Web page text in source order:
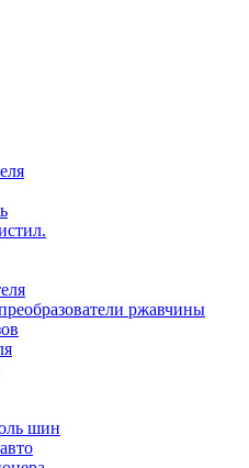
ржавчины
шин